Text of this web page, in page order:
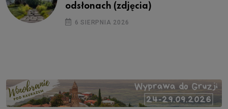
odsłonach (zdjęcia)
6 SIERPNIA 2026